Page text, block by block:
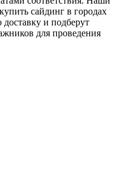
сайдинг в городах
и подберут
для проведения